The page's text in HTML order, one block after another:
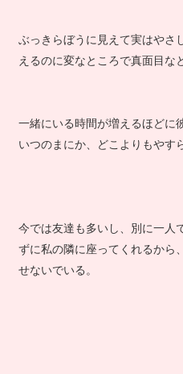
ぶっきらぼうに見えて実はやさ
えるのに変なところで真面目な
一緒にいる時間が増えるほどに
いつのまにか、どこよりもやす
今では友達も多いし、別に一人
ずに私の隣に座ってくれるから
せないでいる。